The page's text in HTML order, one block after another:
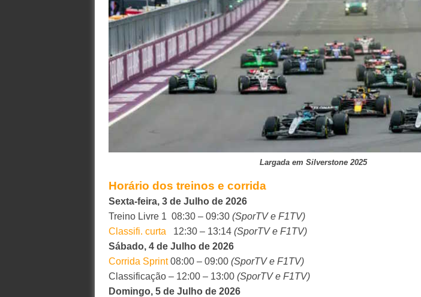
Largada em Silverstone 2025
Horário dos treinos e corrida
Sexta-feira, 3 de Julho de 2026
Treino Livre 1 08:30 – 09:30 (SporTV e F1TV)
Classifi. curta 12:30 – 13:14 (SporTV e F1TV)
Sábado, 4 de Julho de 2026
Corrida Sprint08:00 – 09:00 (SporTV e F1TV)
Classificação – 12:00 – 13:00 (SporTV e F1TV)
Domingo, 5 de Julho de 2026